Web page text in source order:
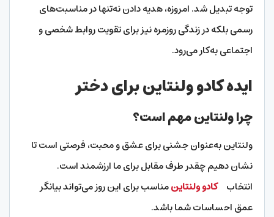
توجه تبدیل شد. امروزه، هدیه دادن نه‌تنها در مناسبت‌های
رسمی بلکه در زندگی روزمره نیز برای تقویت روابط شخصی و
اجتماعی به‌کار می‌رود.
ایده کادو ولنتاین برای دختر
چرا ولنتاین مهم است؟
ولنتاین به‌عنوان جشنی برای عشق و محبت، فرصتی است تا
نشان دهیم چقدر طرف مقابل برای ما ارزشمند است.
انتخابکادو ولنتاینمناسب برای این روز می‌تواند بیانگر
عمق احساسات شما باشد.